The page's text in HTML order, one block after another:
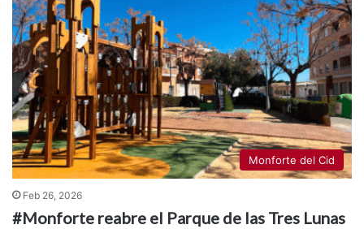
Monforte del Cid
Feb 26, 2026
#Monforte reabre el Parque de las Tres Lunas